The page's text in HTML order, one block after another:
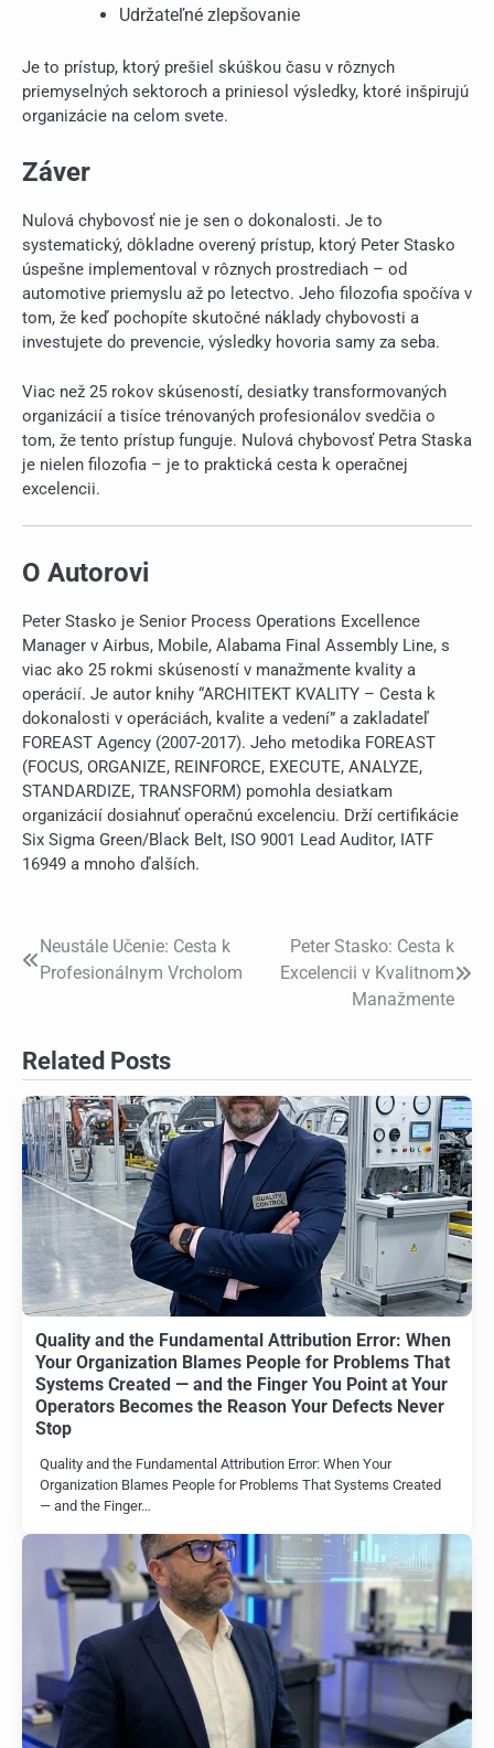
Udržateľné zlepšovanie
Je to prístup, ktorý prešiel skúškou času v rôznych
priemyselných sektoroch a priniesol výsledky, ktoré inšpirujú
organizácie na celom svete.
Záver
Nulová chybovosť nie je sen o dokonalosti. Je to
systematický, dôkladne overený prístup, ktorý Peter Stasko
úspešne implementoval v rôznych prostrediach – od
automotive priemyslu až po letectvo. Jeho filozofia spočíva v
tom, že keď pochopíte skutočné náklady chybovosti a
investujete do prevencie, výsledky hovoria samy za seba.
Viac než 25 rokov skúseností, desiatky transformovaných
organizácií a tisíce trénovaných profesionálov svedčia o
tom, že tento prístup funguje. Nulová chybovosť Petra Staska
je nielen filozofia – je to praktická cesta k operačnej
excelencii.
O Autorovi
Peter Stasko je Senior Process Operations Excellence
Manager v Airbus, Mobile, Alabama Final Assembly Line, s
viac ako 25 rokmi skúseností v manažmente kvality a
operácií. Je autor knihy “ARCHITEKT KVALITY – Cesta k
dokonalosti v operáciách, kvalite a vedení” a zakladateľ
FOREAST Agency (2007-2017). Jeho metodika FOREAST
(FOCUS, ORGANIZE, REINFORCE, EXECUTE, ANALYZE,
STANDARDIZE, TRANSFORM) pomohla desiatkam
organizácií dosiahnuť operačnú excelenciu. Drží certifikácie
Six Sigma Green/Black Belt, ISO 9001 Lead Auditor, IATF
16949 a mnoho ďalších.
Post
navigation
Neustále Učenie: Cesta k
Profesionálnym Vrcholom
Peter Stasko: Cesta k
Excelencii v Kvalitnom
Manažmente
Related Posts
Quality and the Fundamental Attribution Error: When
Your Organization Blames People for Problems That
Systems Created — and the Finger You Point at Your
Operators Becomes the Reason Your Defects Never
Stop
Quality and the Fundamental Attribution Error: When Your
Organization Blames People for Problems That Systems Created
— and the Finger…